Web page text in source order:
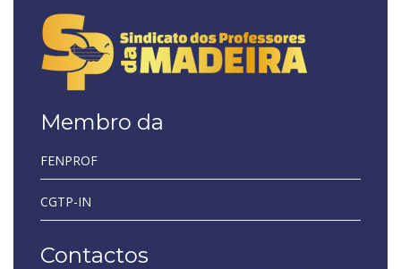
Membro da
FENPROF
CGTP-IN
Contactos